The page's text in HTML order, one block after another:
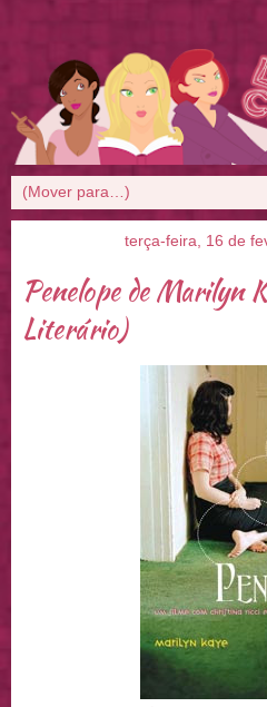
terça-feira, 16 de
Penelope de Marilyn
Literário)